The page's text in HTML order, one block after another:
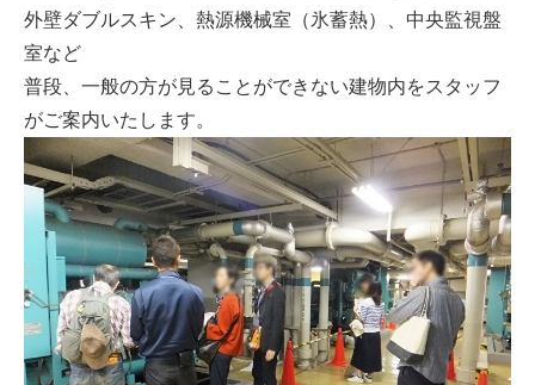
外壁ダブルスキン、熱源機械室（氷蓄熱）、中央監視盤
室など
普段、一般の方が見ることができない建物内をスタッフ
がご案内いたします。